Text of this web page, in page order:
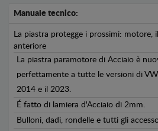
Manuale tecnico:
La piastra protegge i prossimi: motore,
anteriore
La piastra paramotore di Acciaio è
perfettamente a tutte le versioni di
2014 e il 2023.
É fatto di lamiera d'Acciaio di 2mm.
Bulloni, dadi, rondelle e tutti gli